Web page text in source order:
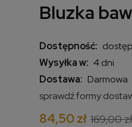
Bluzka
Dostępność:
Wysyłka w: 4 dni
Dostawa: Darmowa
kosztów płatności
sprawdź formy
84,50 zł 169,00 zł